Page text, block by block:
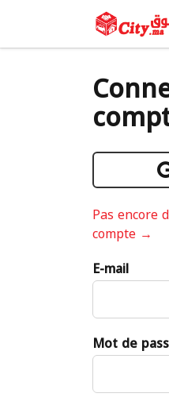
Pas encore
compte →
E-mail
Mot de